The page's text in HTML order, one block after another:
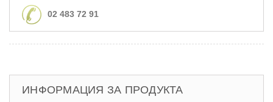
02 483 72 91
ИНФОРМАЦИЯ ЗА ПРОДУКТА